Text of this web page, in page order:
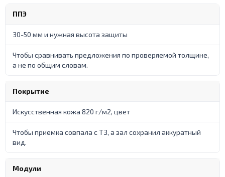
ППЭ
30-50 мм и нужная высота защиты
Чтобы сравнивать предложения по проверяемой толщине,
а не по общим словам.
Покрытие
Искусственная кожа 820 г/м2, цвет
Чтобы приемка совпала с ТЗ, а зал сохранил аккуратный
вид.
Модули